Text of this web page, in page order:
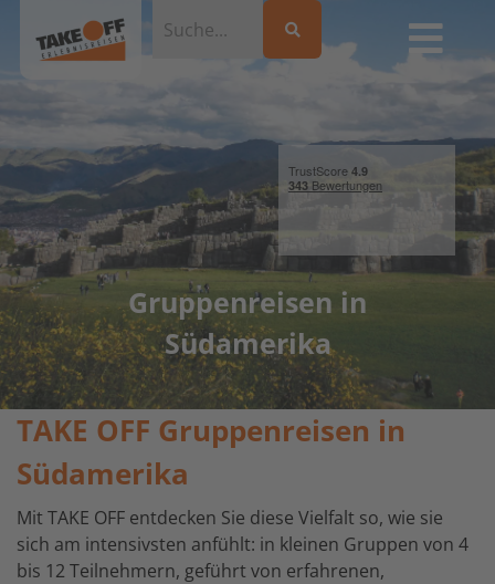
Gruppenreisen in
Südamerika
TAKE OFF Gruppenreisen in
Südamerika
Mit TAKE OFF entdecken Sie diese Vielfalt so, wie sie
sich am intensivsten anfühlt: in kleinen Gruppen von 4
bis 12 Teilnehmern, geführt von erfahrenen,